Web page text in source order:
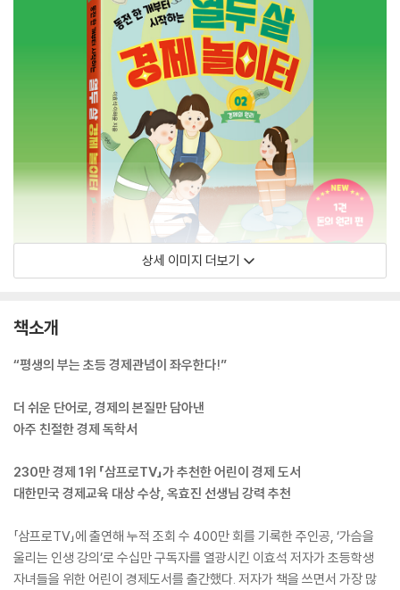
상세 이미지 더보기
책소개
“평생의 부는 초등 경제관념이 좌우한다!”
더 쉬운 단어로, 경제의 본질만 담아낸
아주 친절한 경제 독학서
230만 경제 1위 「삼프로TV」가 추천한 어린이 경제 도서
대한민국 경제교육 대상 수상, 옥효진 선생님 강력 추천
「삼프로TV」에 출연해 누적 조회 수 400만 회를 기록한 주인공, ‘가슴을
울리는 인생 강의’로 수십만 구독자를 열광시킨 이효석 저자가 초등학생
자녀들을 위한 어린이 경제도서를 출간했다. 저자가 책을 쓰면서 가장 많